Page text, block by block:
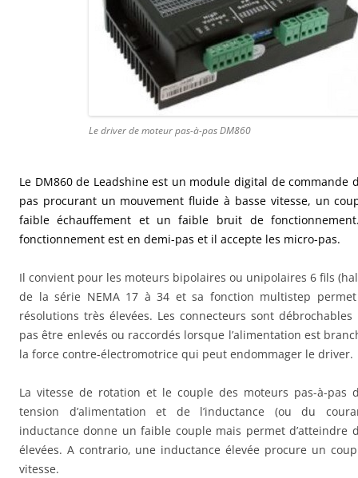
Le driver de moteur pas-à-pas DM860
Le DM860 de Leadshine est un module digital de commande
pas procurant un mouvement fluide à basse vitesse, un
faible échauffement et un faible bruit de
fonctionnement est en demi-pas et il accepte les micro-pas.
Il convient pour les moteurs bipolaires ou unipolaires 6 fils
de la série NEMA 17 à 34 et sa fonction multistep permet
résolutions très élevées. Les connecteurs sont
pas être enlevés ou raccordés lorsque l’alimentation est
la force contre-électromotrice qui peut endommager le driver.
La vitesse de rotation et le couple des moteurs pas-à-pas
tension d’alimentation et de l’inductance (ou du
inductance donne un faible couple mais permet d’atteindre
élevées. A contrario, une inductance élevée procure un
vitesse.